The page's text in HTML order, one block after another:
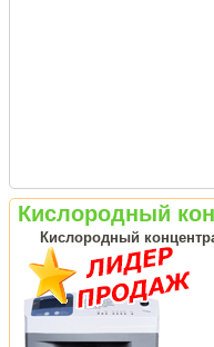
Кислородный
Кислородный